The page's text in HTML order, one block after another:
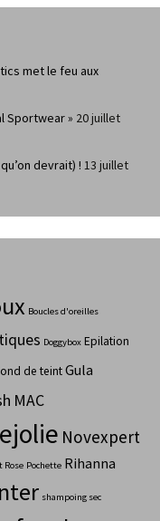
met le feu aux
Sportwear » 20 juillet
devrait) ! 13 juillet
Boucles d'oreilles
Doggybox Epilation
de teintGula
MAC
Novexpert
Rose Pochette Rihanna
shampoing sec